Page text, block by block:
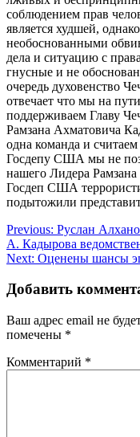
соблюдением прав
является худшей,
необоснованными
дела и ситуацию с
гнусные и не
очередь духовенство
отвечает что мы на
поддерживаем Главу
Рамзана Ахматовича
одна команда и
Госдепу США мы не
нашего Лидера
Госдеп США
подытожили
Навигация
по
Previous: Руслан
А. Кадырова
Next: Оценены шансы
Добавить
Ваш адрес email не
помечены *
Комментарий *